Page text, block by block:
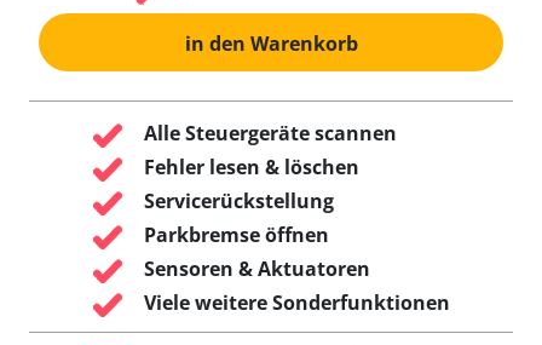
in den Warenkorb
Alle Steuergeräte scannen
Fehler lesen & löschen
Servicerückstellung
Parkbremse öffnen
Sensoren & Aktuatoren
Viele weitere Sonderfunktionen